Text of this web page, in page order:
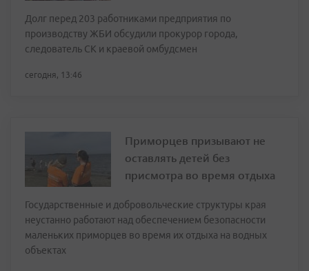
Долг перед 203 работниками предприятия по
производству ЖБИ обсудили прокурор города,
следователь СК и краевой омбудсмен
сегодня, 13:46
Приморцев призывают не
оставлять детей без
присмотра во время отдыха
Государственные и добровольческие структуры края
неустанно работают над обеспечением безопасности
маленьких приморцев во время их отдыха на водных
объектах